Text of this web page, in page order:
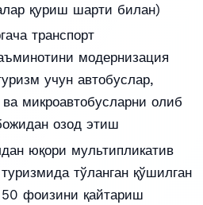
қуриш шарти билан)
транспорт
модернизация
учун автобуслар,
ва микроавтобусларни олиб
озод этиш
юқори мультипликатив
тўланган қўшилган
50 фоизини қайтариш